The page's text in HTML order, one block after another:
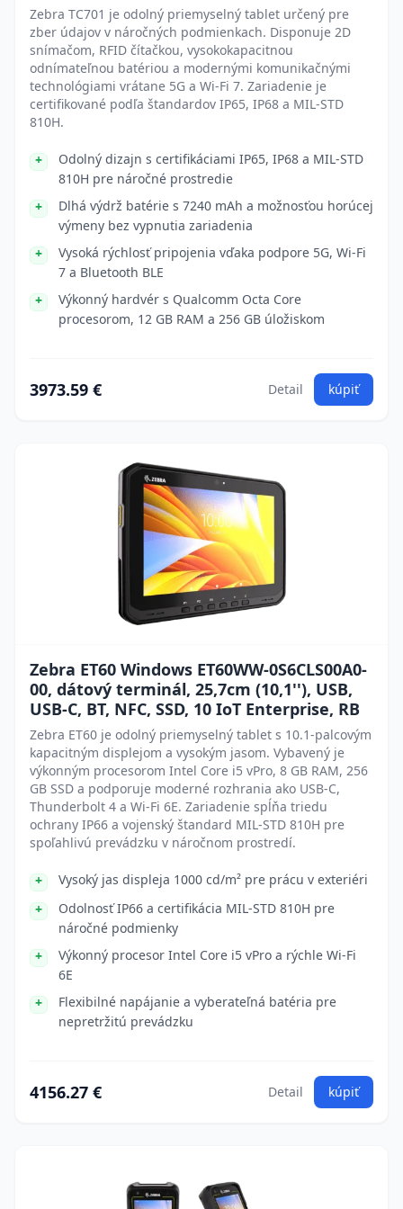
Zebra TC701 je odolný priemyselný tablet určený pre
zber údajov v náročných podmienkach. Disponuje 2D
snímačom, RFID čítačkou, vysokokapacitnou
odnímateľnou batériou a modernými komunikačnými
technológiami vrátane 5G a Wi-Fi 7. Zariadenie je
certifikované podľa štandardov IP65, IP68 a MIL-STD
810H.
Odolný dizajn s certifikáciami IP65, IP68 a MIL-STD
810H pre náročné prostredie
Dlhá výdrž batérie s 7240 mAh a možnosťou horúcej
výmeny bez vypnutia zariadenia
Vysoká rýchlosť pripojenia vďaka podpore 5G, Wi-Fi
7 a Bluetooth BLE
Výkonný hardvér s Qualcomm Octa Core
procesorom, 12 GB RAM a 256 GB úložiskom
3973.59 € Detail kúpiť
Zebra ET60 Windows ET60WW-0S6CLS00A0-
00, dátový terminál, 25,7cm (10,1''), USB,
USB-C, BT, NFC, SSD, 10 IoT Enterprise, RB
Zebra ET60 je odolný priemyselný tablet s 10.1-palcovým
kapacitným displejom a vysokým jasom. Vybavený je
výkonným procesorom Intel Core i5 vPro, 8 GB RAM, 256
GB SSD a podporuje moderné rozhrania ako USB-C,
Thunderbolt 4 a Wi-Fi 6E. Zariadenie spĺňa triedu
ochrany IP66 a vojenský štandard MIL-STD 810H pre
spoľahlivú prevádzku v náročnom prostredí.
Vysoký jas displeja 1000 cd/m² pre prácu v exteriéri
Odolnosť IP66 a certifikácia MIL-STD 810H pre
náročné podmienky
Výkonný procesor Intel Core i5 vPro a rýchle Wi-Fi
6E
Flexibilné napájanie a vyberateľná batéria pre
nepretržitú prevádzku
4156.27 € Detail kúpiť